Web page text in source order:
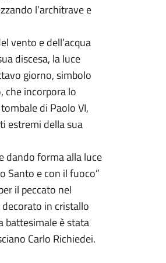
l’architrave e
vento e dell’acqua
discesa, la luce
giorno, simbolo
che incorpora lo
di Paolo VI,
estremi della sua
dando forma alla luce
Santo e con il fuoco”
il peccato nel
decorato in cristallo
battesimale è stata
Carlo Richiedei.